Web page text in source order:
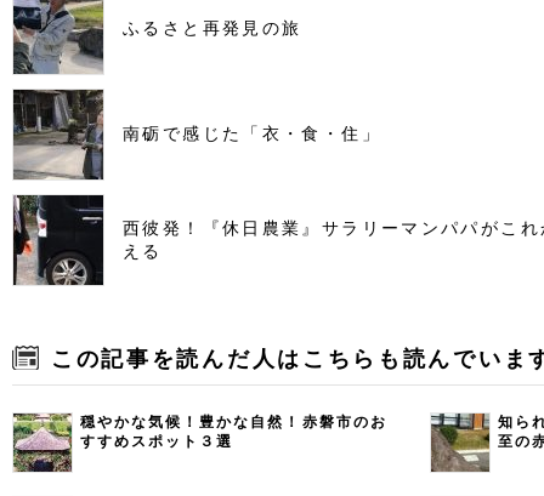
ふるさと再発見の旅
南砺で感じた「衣・食・住」
西彼発！『休日農業』サラリーマンパパがこ
える
この記事を読んだ人はこちらも読んでいま
穏やかな気候！豊かな自然！赤磐市のお
すすめスポット３選
知ら
至の